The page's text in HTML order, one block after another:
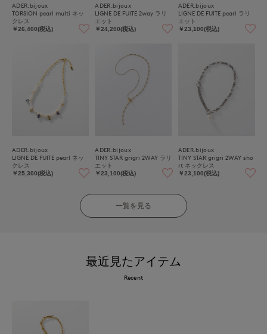
ADER.bijoux
TORSION pearl multi ネッ
クレス
￥26,400(税込)
ADER.bijoux
LIGNE DE FUITE 2way ラリ
エット
￥24,200(税込)
ADER.bijoux
LIGNE DE FUITE pearl ラリ
エット
￥23,100(税込)
ADER.bijoux
LIGNE DE FUITE pearl ネッ
クレス
￥25,300(税込)
ADER.bijoux
TINY STAR grigri 2WAY ラリ
エット
￥23,100(税込)
ADER.bijoux
TINY STAR grigri 2WAY sho
rt ネックレス
￥23,100(税込)
一覧を見る
最近見たアイテム
Recent